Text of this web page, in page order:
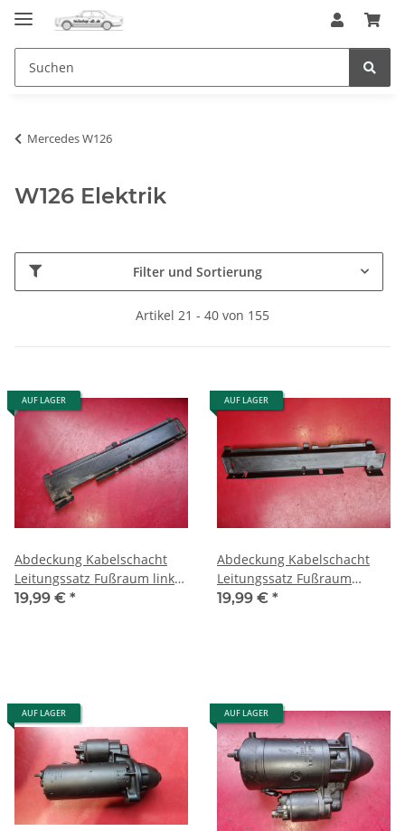
Mercedes W126
W126 Elektrik
Filter und Sortierung
Artikel 21 - 40 von 155
AUF LAGER
Abdeckung Kabelschacht
Leitungssatz Fußraum links
Mercedes W126 1268212336
19,99 € *
AUF LAGER
Abdeckung Kabelschacht
Leitungssatz Fußraum
rechts Mercedes W126
19,99 € *
AUF LAGER AUF LAGER